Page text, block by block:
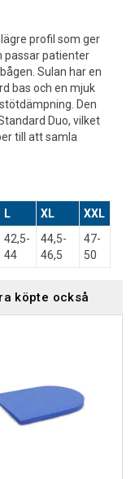
profil som ger
passar patienter
Sulan har en
bas och en mjuk
Den
Duo, vilket
till att samla
L XL XXL
42,5-
44
44,5-
46,5
47-
50
köpte också